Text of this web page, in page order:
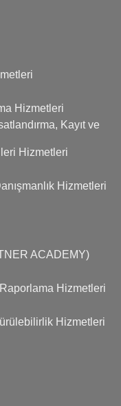
Hizmetleri
Kayıt ve
Hizmetleri
Hizmetleri
ACADEMY)
Hizmetleri
Hizmetleri